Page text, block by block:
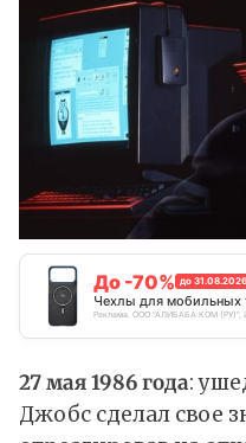
До -70% до 31.08.2026
Чехлы для мобильных
Реклама. ООО "АЛИБАБА.КОМ (РУ)",
27 мая 1986 года:
Джобс сделал свое